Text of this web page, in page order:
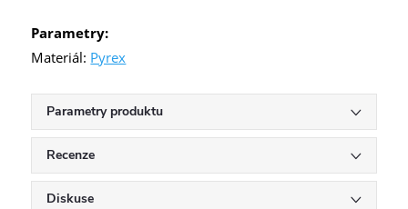
Parametry:
Materiál: Pyrex
Parametry produktu
Recenze
Diskuse